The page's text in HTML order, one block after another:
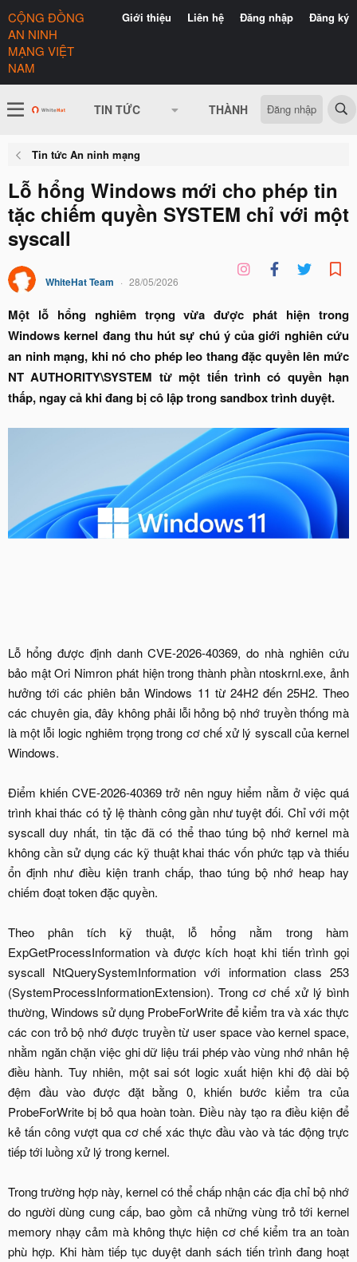
Giới thiệu Liên hệ Đăng nhập Đăng ký
CỘNG ĐỒNG
AN NINH
MẠNG VIỆT
NAM
TIN TỨC THÀNH VIÊN CÓ GÌ
Đăng nhập
Tin tức An ninh mạng
Lỗ hổng Windows mới cho phép tin
tặc chiếm quyền SYSTEM chỉ với một
syscall
WhiteHat Team 28/05/2026
Một lỗ hổng nghiêm trọng vừa được phát hiện trong
Windows kernel đang thu hút sự chú ý của giới nghiên cứu
an ninh mạng, khi nó cho phép leo thang đặc quyền lên mức
NT AUTHORITY\SYSTEM từ một tiến trình có quyền hạn
thấp, ngay cả khi đang bị cô lập trong sandbox trình duyệt.
Lỗ hổng được định danh CVE-2026-40369, do nhà nghiên cứu
bảo mật Ori Nimron phát hiện trong thành phần ntoskrnl.exe, ảnh
hưởng tới các phiên bản Windows 11 từ 24H2 đến 25H2. Theo
các chuyên gia, đây không phải lỗi hỏng bộ nhớ truyền thống mà
là một lỗi logic nghiêm trọng trong cơ chế xử lý syscall của kernel
Windows.
Điểm khiến CVE-2026-40369 trở nên nguy hiểm nằm ở việc quá
trình khai thác có tỷ lệ thành công gần như tuyệt đối. Chỉ với một
syscall duy nhất, tin tặc đã có thể thao túng bộ nhớ kernel mà
không cần sử dụng các kỹ thuật khai thác vốn phức tạp và thiếu
ổn định như điều kiện tranh chấp, thao túng bộ nhớ heap hay
chiếm đoạt token đặc quyền.
Theo phân tích kỹ thuật, lỗ hổng nằm trong hàm
ExpGetProcessInformation và được kích hoạt khi tiến trình gọi
syscall NtQuerySystemInformation với information class 253
(SystemProcessInformationExtension). Trong cơ chế xử lý bình
thường, Windows sử dụng ProbeForWrite để kiểm tra và xác thực
các con trỏ bộ nhớ được truyền từ user space vào kernel space,
nhằm ngăn chặn việc ghi dữ liệu trái phép vào vùng nhớ nhân hệ
điều hành. Tuy nhiên, một sai sót logic xuất hiện khi độ dài bộ
đệm đầu vào được đặt bằng 0, khiến bước kiểm tra của
ProbeForWrite bị bỏ qua hoàn toàn. Điều này tạo ra điều kiện để
kẻ tấn công vượt qua cơ chế xác thực đầu vào và tác động trực
tiếp tới luồng xử lý trong kernel.
Trong trường hợp này, kernel có thể chấp nhận các địa chỉ bộ nhớ
do người dùng cung cấp, bao gồm cả những vùng trỏ tới kernel
memory nhạy cảm mà không thực hiện cơ chế kiểm tra an toàn
phù hợp. Khi hàm tiếp tục duyệt danh sách tiến trình đang hoạt